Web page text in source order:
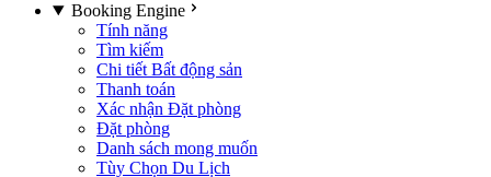
Booking Engine
Tính năng
Tìm kiếm
Chi tiết Bất động sản
Thanh toán
Xác nhận Đặt phòng
Đặt phòng
Danh sách mong muốn
Tùy Chọn Du Lịch